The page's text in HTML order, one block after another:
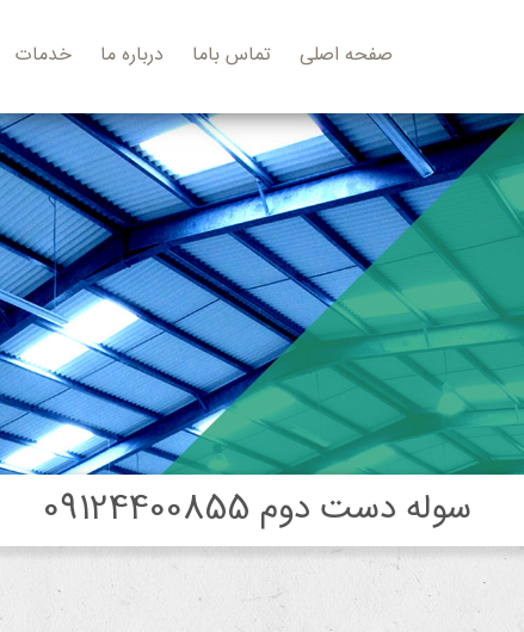
صفحه اصلی تماس باما درباره ما خدمات
سوله دست دوم 09124400855